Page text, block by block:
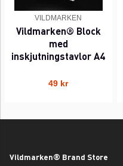
VILDMARKEN
Vildmarken® Block
med
inskjutningstavlor A4
49 kr
Vildmarken® Brand Store